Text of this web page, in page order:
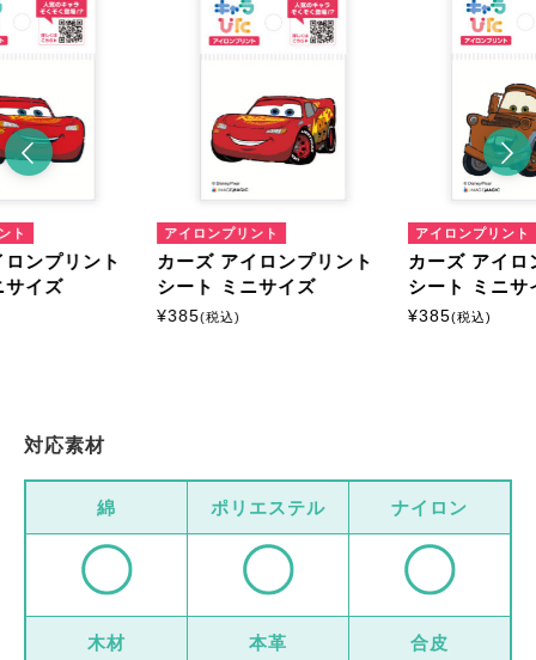
ト
ンプリント
イズ
アイロンプリント
カーズ アイロンプリント
シート ミニサイズ
¥385(税込)
アイロンプリント
カーズ アイロ
シート ミニサ
¥385(税込)
対応素材
綿 ポリエステル ナイロン
木材 本革 合皮